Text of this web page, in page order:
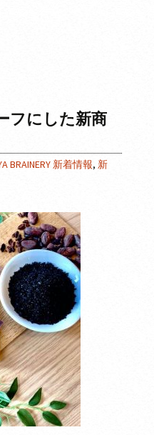
フにした新商
BRAINERY 新着情報, 新